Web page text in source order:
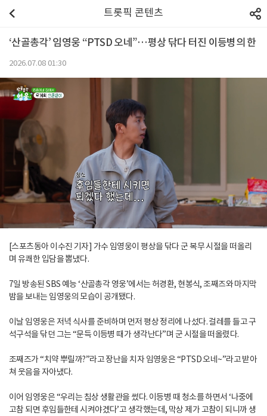
트롯픽 콘텐츠
‘산골총각’ 임영웅 “PTSD 오네”…평상 닦다 터진 이등병의 한
2026.07.08 01:30
[스포츠동아 이수진 기자] 가수 임영웅이 평상을 닦다 군 복무 시절을 떠올리
며 유쾌한 입담을 뽐냈다.
7일 방송된 SBS 예능 ‘산골총각 영웅’에서는 허경환, 현봉식, 조째즈와 마지막
밤을 보내는 임영웅의 모습이 공개됐다.
이날 임영웅은 저녁 식사를 준비하며 먼저 평상 정리에 나섰다. 걸레를 들고 구
석구석을 닦던 그는 “문득 이등병 때가 생각난다”며 군 시절을 떠올렸다.
조째즈가 “치약 뿌릴까?”라고 장난을 치자 임영웅은 “PTSD 오네~”라고 받아
쳐 웃음을 자아냈다.
이어 임영웅은 “우리는 침상 생활관을 썼다. 이등병 때 청소를 하면서 ‘나중에
고참 되면 후임들한테 시켜야겠다’고 생각했는데, 막상 제가 고참이 되니까 생